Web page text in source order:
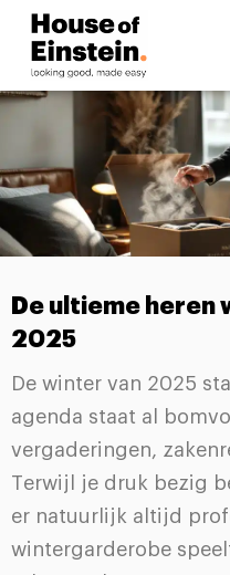
De ultieme
2025
De winter van 2025
agenda staat al
vergaderingen,
Terwijl je druk bezig
er natuurlijk altijd
wintergarderobe